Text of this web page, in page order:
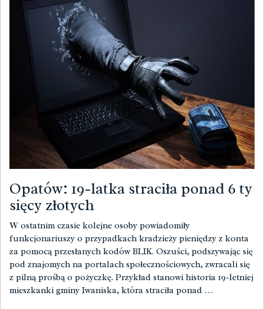
Opatów: 19-latka straciła ponad 6 ty
sięcy złotych
W ostatnim czasie kolejne osoby powiadomiły
funkcjonariuszy o przypadkach kradzieży pieniędzy z konta
za pomocą przesłanych kodów BLIK. Oszuści, podszywając się
pod znajomych na portalach społecznościowych, zwracali się
z pilną prośbą o pożyczkę. Przykład stanowi historia 19-letniej
mieszkanki gminy Iwaniska, która straciła ponad …